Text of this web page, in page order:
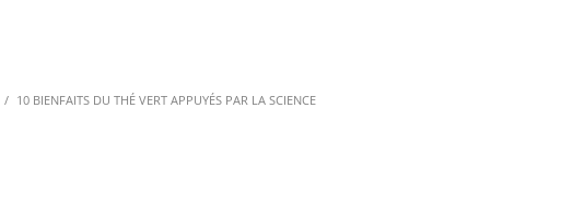
10 BIENFAITS DU THÉ VERT APPUYÉS PAR LA SCIENCE